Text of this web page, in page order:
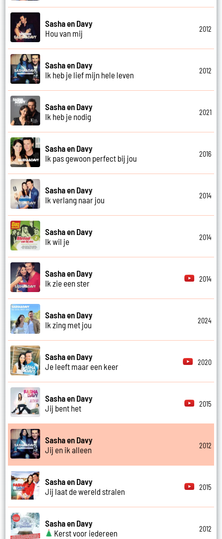
Sasha en Davy
Hou van mij
2012
Sasha en Davy
Ik heb je lief mijn hele leven
2012
Sasha en Davy
Ik heb je nodig
2021
Sasha en Davy
Ik pas gewoon perfect bij jou
2016
Sasha en Davy
Ik verlang naar jou
2014
Sasha en Davy
Ik wil je
2014
Sasha en Davy
Ik zie een ster
2014
Sasha en Davy
Ik zing met jou
2024
Sasha en Davy
Je leeft maar een keer
2020
Sasha en Davy
Jij bent het
2015
Sasha en Davy
Jij en ik alleen
2012
Sasha en Davy
Jij laat de wereld stralen
2015
Sasha en Davy
Kerst voor iedereen
2012